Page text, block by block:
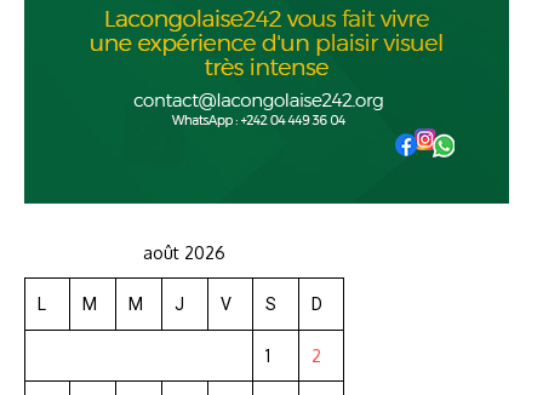
août 2026
L M M J V S D
1 2